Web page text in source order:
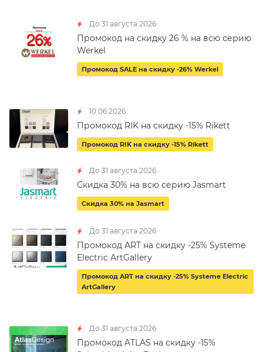
До 31 августа 2026
Промокод на скидку 26 % на всю серию
Werkel
Промокод SALE на скидку -26% Werkel
10.06.2026
Промокод RIK на скидку -15% Rikett
Промокод RIK на скидку -15% Rikett
До 31 августа 2026
Скидка 30% на всю серию Jasmart
Скидка 30% на Jasmart
До 31 августа 2026
Промокод ART на скидку -25% Systeme
Electric ArtGallery
Промокод ART на скидку -25% Systeme Electric
ArtGallery
До 31 августа 2026
Промокод ATLAS на скидку -15%